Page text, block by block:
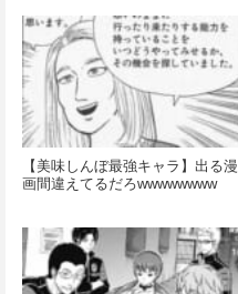
【美味しんぼ最強キャラ】出る漫
画間違えてるだろwwwwwwww